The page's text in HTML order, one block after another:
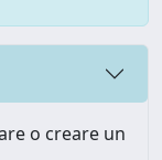
o creare un